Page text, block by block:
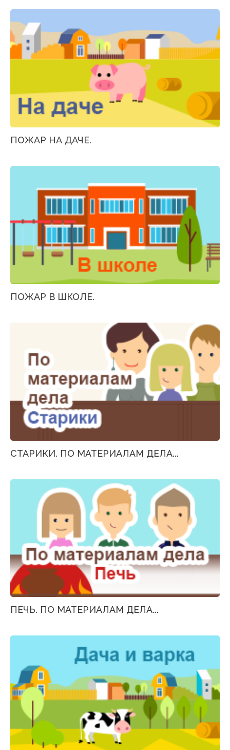
ПОЖАР НА ДАЧЕ.
ПОЖАР В ШКОЛЕ.
СТАРИКИ. ПО МАТЕРИАЛАМ ДЕЛА...
ПЕЧЬ. ПО МАТЕРИАЛАМ ДЕЛА...